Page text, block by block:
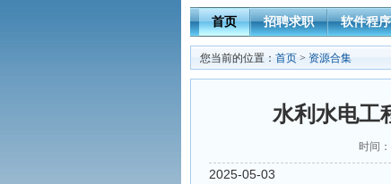
首页 招聘求职 软件程序
您当前的位置： 首页 > 资源合集
水利水电工
时间
2025-05-03